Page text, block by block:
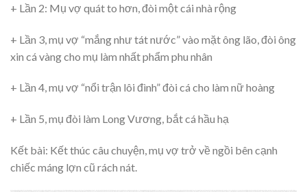
+ Lần 2: Mụ vợ quát to hơn, đòi một cái nhà rộng
+ Lần 3, mụ vợ “mắng như tát nước” vào mặt ông lão, đòi ông
xin cá vàng cho mụ làm nhất phẩm phu nhân
+ Lần 4, mụ vợ “nổi trận lôi đình” đòi cá cho làm nữ hoàng
+ Lần 5, mụ đòi làm Long Vương, bắt cá hầu hạ
Kết bài: Kết thúc câu chuyện, mụ vợ trở về ngồi bên cạnh
chiếc máng lợn cũ rách nát.